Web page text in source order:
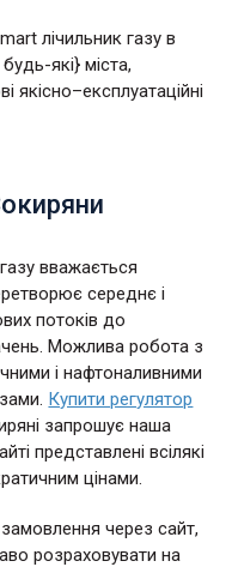
лічильник газу в
які} міста,
якісно–експлуатаційні
вважається
середнє і
потоків до
Можлива робота з
і нафтоналивними
Купити регулятор
запрошує наша
представлені всілякі
цінами.
через сайт,
розраховувати на